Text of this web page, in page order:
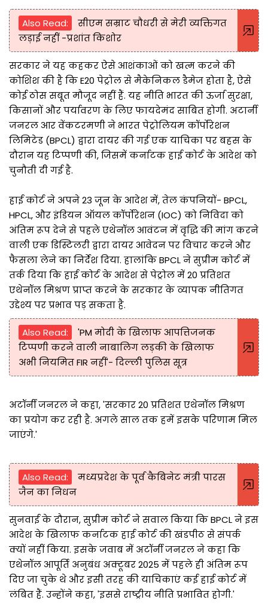
Also Read:
सीएम सम्राट चौधरी से मेरी व्यक्तिगत
लड़ाई नहीं -प्रशांत किशोर
सरकार ने यह कहकर ऐसे आशंकाओं को खत्म करने की
कोशिश की है कि E20 पेट्रोल से मैकेनिकल डैमेज होता है, ऐसे
कोई ठोस सबूत मौजूद नहीं हैं. यह नीति भारत की ऊर्जा सुरक्षा,
किसानों और पर्यावरण के लिए फायदेमंद साबित होगी. अटार्नी
जनरल आर वेंकटरमणी ने भारत पेट्रोलियम कॉर्पोरेशन
लिमिटेड (BPCL) द्वारा दायर की गई एक याचिका पर बहस के
दौरान यह टिप्पणी की, जिसमें कर्नाटक हाई कोर्ट के आदेश को
चुनौती दी गई है.
हाई कोर्ट ने अपने 23 जून के आदेश में, तेल कंपनियों- BPCL,
HPCL, और इंडियन ऑयल कॉर्पोरेशन (IOC) को निविदा को
अंतिम रूप देने से पहले एथेनॉल आवंटन में वृद्धि की मांग करने
वाली एक डिस्टिलरी द्वारा दायर आवेदन पर विचार करने और
फैसला लेने का निर्देश दिया. हालांकि BPCL ने सुप्रीम कोर्ट में
तर्क दिया कि हाई कोर्ट के आदेश से पेट्रोल में 20 प्रतिशत
एथेनॉल मिश्रण प्राप्त करने के सरकार के व्यापक नीतिगत
उद्देश्य पर प्रभाव पड़ सकता है.
Also Read:
'PM मोदी के खिलाफ आपत्तिजनक
टिप्पणी करने वाली नाबालिग लड़की के खिलाफ
अभी नियमित FIR नहीं'- दिल्ली पुलिस सूत्र
अटॉर्नी जनरल ने कहा, 'सरकार 20 प्रतिशत एथेनॉल मिश्रण
का प्रयोग कर रही है. अगले साल तक हमें इसके परिणाम मिल
जाएंगे.'
Also Read:
मध्यप्रदेश के पूर्व कैबिनेट मंत्री पारस
जैन का निधन
सुनवाई के दौरान, सुप्रीम कोर्ट ने सवाल किया कि BPCL ने इस
आदेश के खिलाफ कर्नाटक हाई कोर्ट की खंडपीठ से संपर्क
क्यों नहीं किया. इसके जवाब में अटॉर्नी जनरल ने कहा कि
एथेनॉल आपूर्ति अनुबंध अक्टूबर 2025 में पहले ही अंतिम रूप
दिए जा चुके थे और इसी तरह की याचिकाएं कई हाई कोर्ट में
लंबित हैं. उन्होंने कहा, 'इससे राष्ट्रीय नीति प्रभावित होगी.'